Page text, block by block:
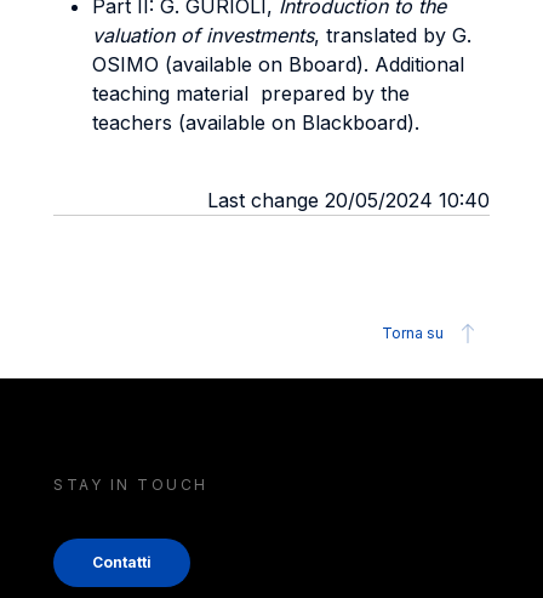
Part II: G. GURIOLI, Introduction to the
valuation of investments, translated by G.
OSIMO (available on Bboard). Additional
teaching material prepared by the
teachers (available on Blackboard).
Last change 20/05/2024 10:40
Torna su
STAY IN TOUCH
Contatti